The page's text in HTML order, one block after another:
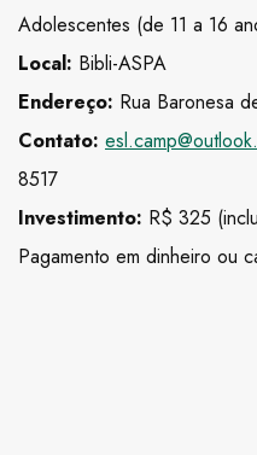
Adolescentes (de 11 a 16
Local: Bibli-ASPA
Endereço: Rua Baronesa
Contato:
8517
Investimento: R$ 325
Pagamento em dinheiro ou